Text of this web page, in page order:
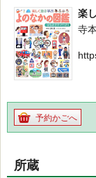
楽
寺
予約かごへ
所蔵